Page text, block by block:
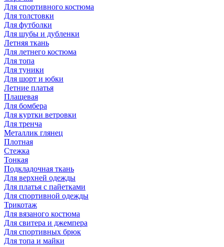
Для спортивного костюма
Для толстовки
Для футболки
Для шубы и дубленки
Летняя ткань
Для летнего костюма
Для топа
Для туники
Для шорт и юбки
Летние платья
Плащевая
Для бомбера
Для куртки ветровки
Для тренча
Металлик глянец
Плотная
Стежка
Тонкая
Подкладочная ткань
Для верхней одежды
Для платья с пайетками
Для спортивной одежды
Трикотаж
Для вязаного костюма
Для свитера и джемпера
Для спортивных брюк
Для топа и майки